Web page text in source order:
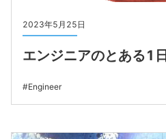
2023年5月25日
エンジニアのとある1日
Engineer